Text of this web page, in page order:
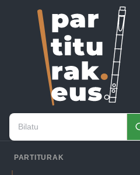
PARTITURAK